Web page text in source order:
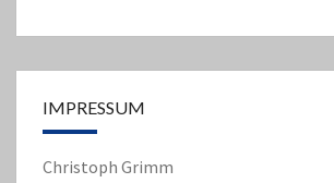
IMPRESSUM
Christoph Grimm